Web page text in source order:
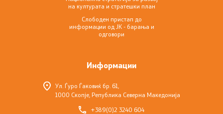
на културата и стратешки план
Слободен пристап до
информации од ЈК - барања и
одговори
Информации
Ул. Ѓуро Ѓаковиќ бр. 61,
1000 Скопје, Република Северна Македонија
+389(0)2 3240 604